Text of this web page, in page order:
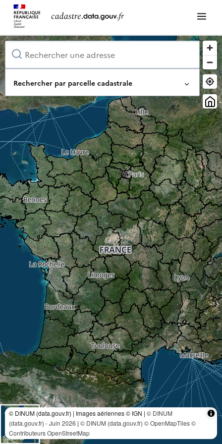
Rechercher par parcelle cadastrale
Identifiant complet de la parcelle
Ou composez-le pas à pas
Département
© DINUM (data.gouv.fr) | Images aériennes © IGN | © DINUM
(data.gouv.fr) - Juin 2026 | © DINUM (data.gouv.fr) © OpenMapTiles©
Contributeurs OpenStreetMap
Satellite